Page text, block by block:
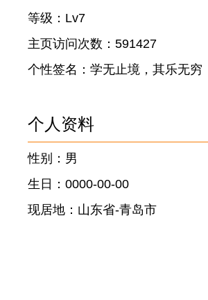
等级：Lv7
主页访问次数：591427
个性签名：学无止境，其乐无穷
个人资料
性别：男
生日：0000-00-00
现居地：山东省-青岛市